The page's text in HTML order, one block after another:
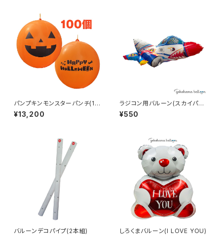
パンプキンモンスターパンチ(10
0個)
¥13,200
ラジコン用バルーン(スカイパイ
ロット)
¥550
バルーンデコパイプ(2本組) しろくまバルーン(I LOVE YOU)